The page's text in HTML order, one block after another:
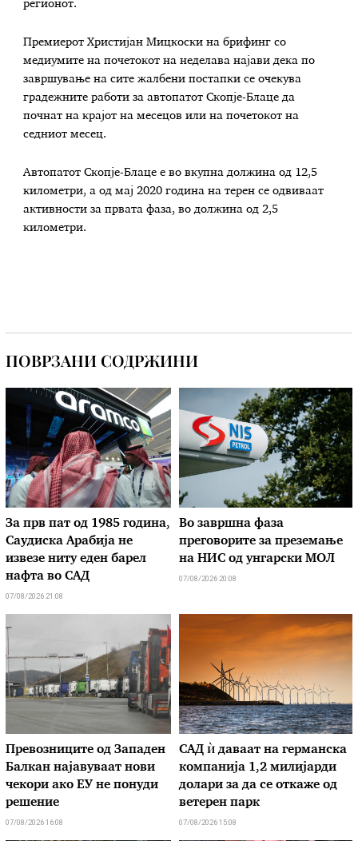
регионот.
Премиерот Христијан Мицкоски на брифинг со
медиумите на почетокот на неделава најави дека по
завршување на сите жалбени постапки се очекува
градежните работи за автопатот Скопје-Блаце да
почнат на крајот на месецов или на почетокот на
седниот месец.
Автопатот Скопје-Блаце е во вкупна должина од 12,5
километри, а од мај 2020 година на терен се одвиваат
активности за првата фаза, во должина од 2,5
километри.
ПОВРЗАНИ СОДРЖИНИ
За прв пат од 1985 година,
Саудиска Арабија не
извезе ниту еден барел
нафта во САД
07/08/2026 21:08
Во завршна фаза
преговорите за преземање
на НИС од унгарски МОЛ
07/08/2026 20:08
Превозниците од Западен
Балкан најавуваат нови
чекори ако ЕУ не понуди
решение
07/08/2026 16:08
САД ѝ даваат на германска
компанија 1,2 милијарди
долари за да се откаже од
ветерен парк
07/08/2026 15:08